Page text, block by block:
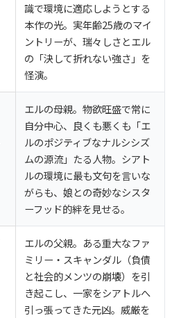
識で環境に適応しようとする
本作の光。実年齢25歳のマイ
ントリーが、瑞々しさとエル
の「決して折れない強さ」を
怪演。
エルの母親。物欲旺盛で常に
自分中心、良くも悪くも「エ
ルのポジティブなナルシシズ
ムの源流」たる人物。シアト
ルの環境に最も文句を言いな
がらも、娘との奇妙なシスタ
ーフッド的絆を見せる。
エルの父親。ある重大なファ
ミリー・スキャンダル（負債
と社会的メンツの崩壊）を引
き起こし、一家をシアトルへ
引っ張ってきた元凶。威厳を